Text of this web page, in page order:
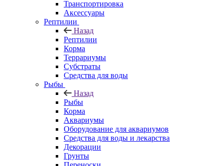
Транспортировка
Аксессуары
Рептилии
Назад
Рептилии
Корма
Террариумы
Субстраты
Средства для воды
Рыбы
Назад
Рыбы
Корма
Аквариумы
Оборудование для аквариумов
Средства для воды и лекарства
Декорации
Грунты